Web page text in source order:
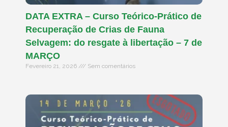
DATA EXTRA – Curso Teórico-Prático de
Recuperação de Crias de Fauna
Selvagem: do resgate à libertação – 7 de
MARÇO
Fevereiro 21, 2026 Sem comentários